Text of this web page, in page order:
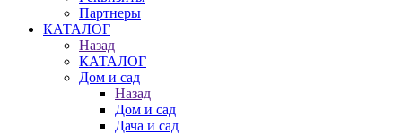
Партнеры
КАТАЛОГ
Назад
КАТАЛОГ
Дом и сад
Назад
Дом и сад
Дача и сад